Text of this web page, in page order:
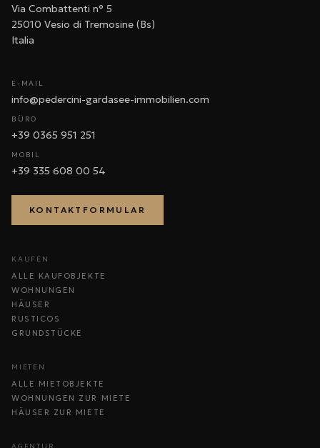
Via Combattenti n° 5
25010 Vesio di Tremosine (Bs)
Italia
E-MAIL
info@pedercini-gardasee-immobilien.com
BÜRO
+39 0365 951 251
MOBIL
+39 335 608 00 54
KONTAKTFORMULAR
KAUFEN
ALLE KAUFOBJEKTE
WOHNUNGEN
HÄUSER
RUSTICOS
GRUNDSTÜCKE
MIETEN
ALLE MIETOBJEKTE
WOHNUNGEN ZUR MIETE
HÄUSER ZUR MIETE